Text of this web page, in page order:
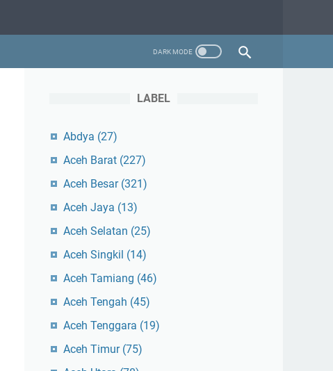
LABEL
Abdya (27)
Aceh Barat (227)
Aceh Besar (321)
Aceh Jaya (13)
Aceh Selatan (25)
Aceh Singkil (14)
Aceh Tamiang (46)
Aceh Tengah (45)
Aceh Tenggara (19)
Aceh Timur (75)